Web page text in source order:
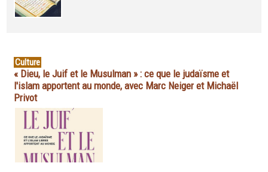
Culture
« Dieu, le Juif et le Musulman » : ce que le judaïsme et
l'islam apportent au monde, avec Marc Neiger et Michaël
Privot